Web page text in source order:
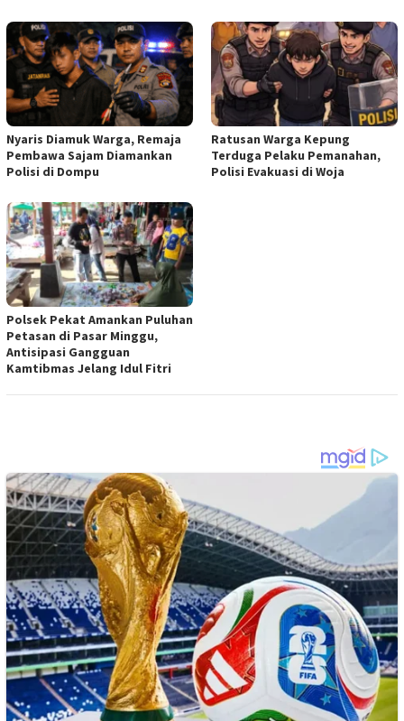
Nyaris Diamuk Warga, Remaja
Pembawa Sajam Diamankan
Polisi di Dompu
Ratusan Warga Kepung
Terduga Pelaku Pemanahan,
Polisi Evakuasi di Woja
Polsek Pekat Amankan Puluhan
Petasan di Pasar Minggu,
Antisipasi Gangguan
Kamtibmas Jelang Idul Fitri